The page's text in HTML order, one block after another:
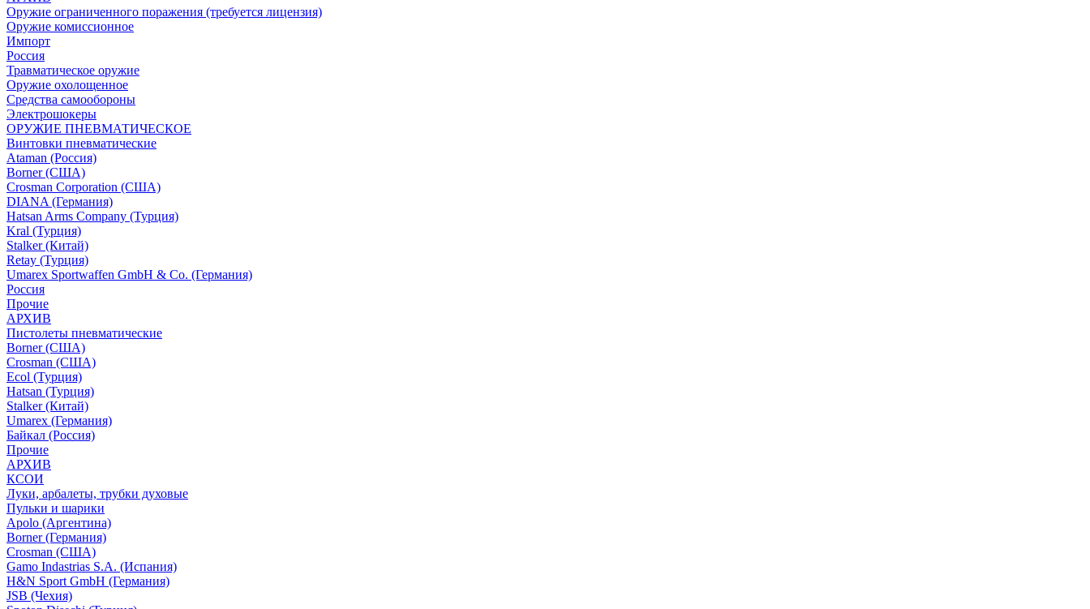
Оружие ограниченного поражения (требуется лицензия)
Оружие комиссионное
Импорт
Россия
Травматическое оружие
Оружие охолощенное
Средства самообороны
Электрошокеры
ОРУЖИЕ ПНЕВМАТИЧЕСКОЕ
Винтовки пневматические
Ataman (Россия)
Borner (США)
Crosman Corporation (США)
DIANA (Германия)
Hatsan Arms Company (Турция)
Kral (Турция)
Stalker (Китай)
Retay (Турция)
Umarex Sportwaffen GmbH & Co. (Германия)
Россия
Прочие
АРХИВ
Пистолеты пневматические
Borner (США)
Crosman (США)
Ecol (Турция)
Hatsan (Турция)
Stalker (Китай)
Umarex (Германия)
Байкал (Россия)
Прочие
АРХИВ
КСОИ
Луки, арбалеты, трубки духовые
Пульки и шарики
Apolo (Аргентина)
Borner (Германия)
Crosman (США)
Gamo Indastrias S.A. (Испания)
H&N Sport GmbH (Германия)
JSB (Чехия)